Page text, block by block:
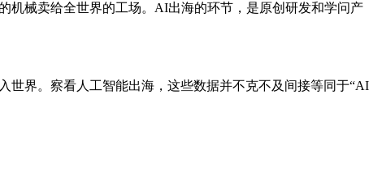
械卖给全世界的工场。AI出海的环节，是原创研发和学问产
界。察看人工智能出海，这些数据并不克不及间接等同于“AI